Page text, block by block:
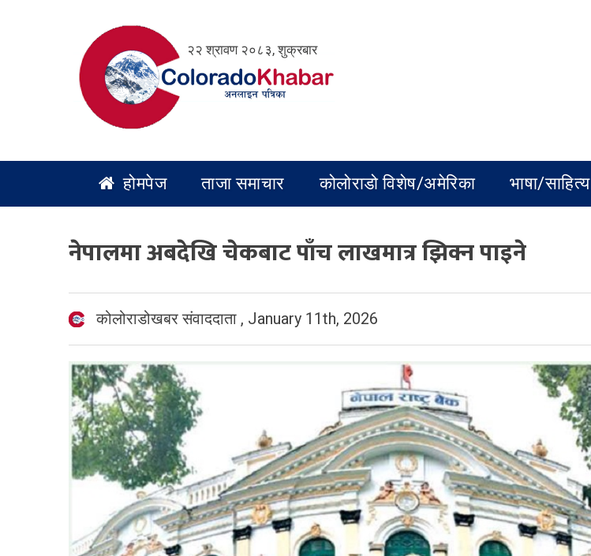
२२ श्रावण २०८३, शुक्रबार
होमपेज ताजा समाचार कोलोराडो विशेष/अमेरिका भाषा/साहित्य
नेपालमा अबदेखि चेकबाट पाँच लाखमात्र झिक्न पाइने
कोलोराडोखबर संवाददाता , January 11th, 2026